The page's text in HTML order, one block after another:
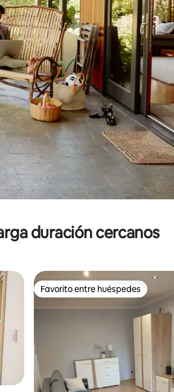
duración cercanos
Favorito entre huéspedes
Favorito entre huéspedes